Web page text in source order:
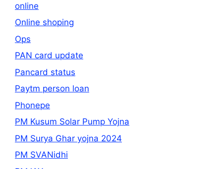
online
Online shoping
Ops
PAN card update
Pancard status
Paytm person loan
Phonepe
PM Kusum Solar Pump Yojna
PM Surya Ghar yojna 2024
PM SVANidhi